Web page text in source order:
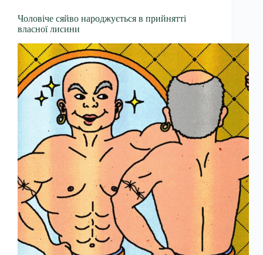
Чоловіче сяйво народжується в прийнятті
власної лисини